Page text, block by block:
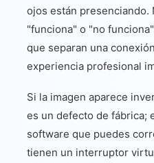
ojos están presenciando.
"funciona" o "no
que separan una
experiencia profesional
Si la imagen aparece
es un defecto de fábrica;
software que puedes
tienen un interruptor